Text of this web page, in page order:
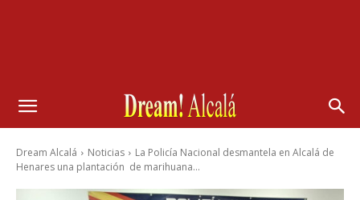
Dream Alcalá Noticias
La Policía Nacional desmantela en Alcalá de
Henares una plantación de marihuana...